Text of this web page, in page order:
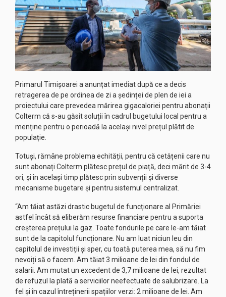
Primarul Timișoarei a anunțat imediat după ce a decis
retragerea de pe ordinea de zi a ședinței de plen de iei a
proiectului care prevedea mărirea gigacaloriei pentru abonații
Colterm că s-au găsit soluții în cadrul bugetului local pentru a
menține pentru o perioadă la același nivel prețul plătit de
populație.
Totuși, rămâne problema echității, pentru că cetățenii care nu
sunt abonați Colterm plătesc prețul de piață, deci mărit de 3-4
ori, și în același timp plătesc prin subvenții și diverse
mecanisme bugetare și pentru sistemul centralizat.
“Am tăiat astăzi drastic bugetul de funcționare al Primăriei
astfel încât să eliberăm resurse financiare pentru a suporta
creșterea prețului la gaz. Toate fondurile pe care le-am tăiat
sunt de la capitolul funcționare. Nu am luat niciun leu din
capitolul de investiții și sper, cu toată puterea mea, să nu fim
nevoiți să o facem. Am tăiat 3 milioane de lei din fondul de
salarii. Am mutat un excedent de 3,7 milioane de lei, rezultat
de refuzul la plată a serviciilor neefectuate de salubrizare. La
fel și în cazul întreținerii spațiilor verzi: 2 milioane de lei. Am